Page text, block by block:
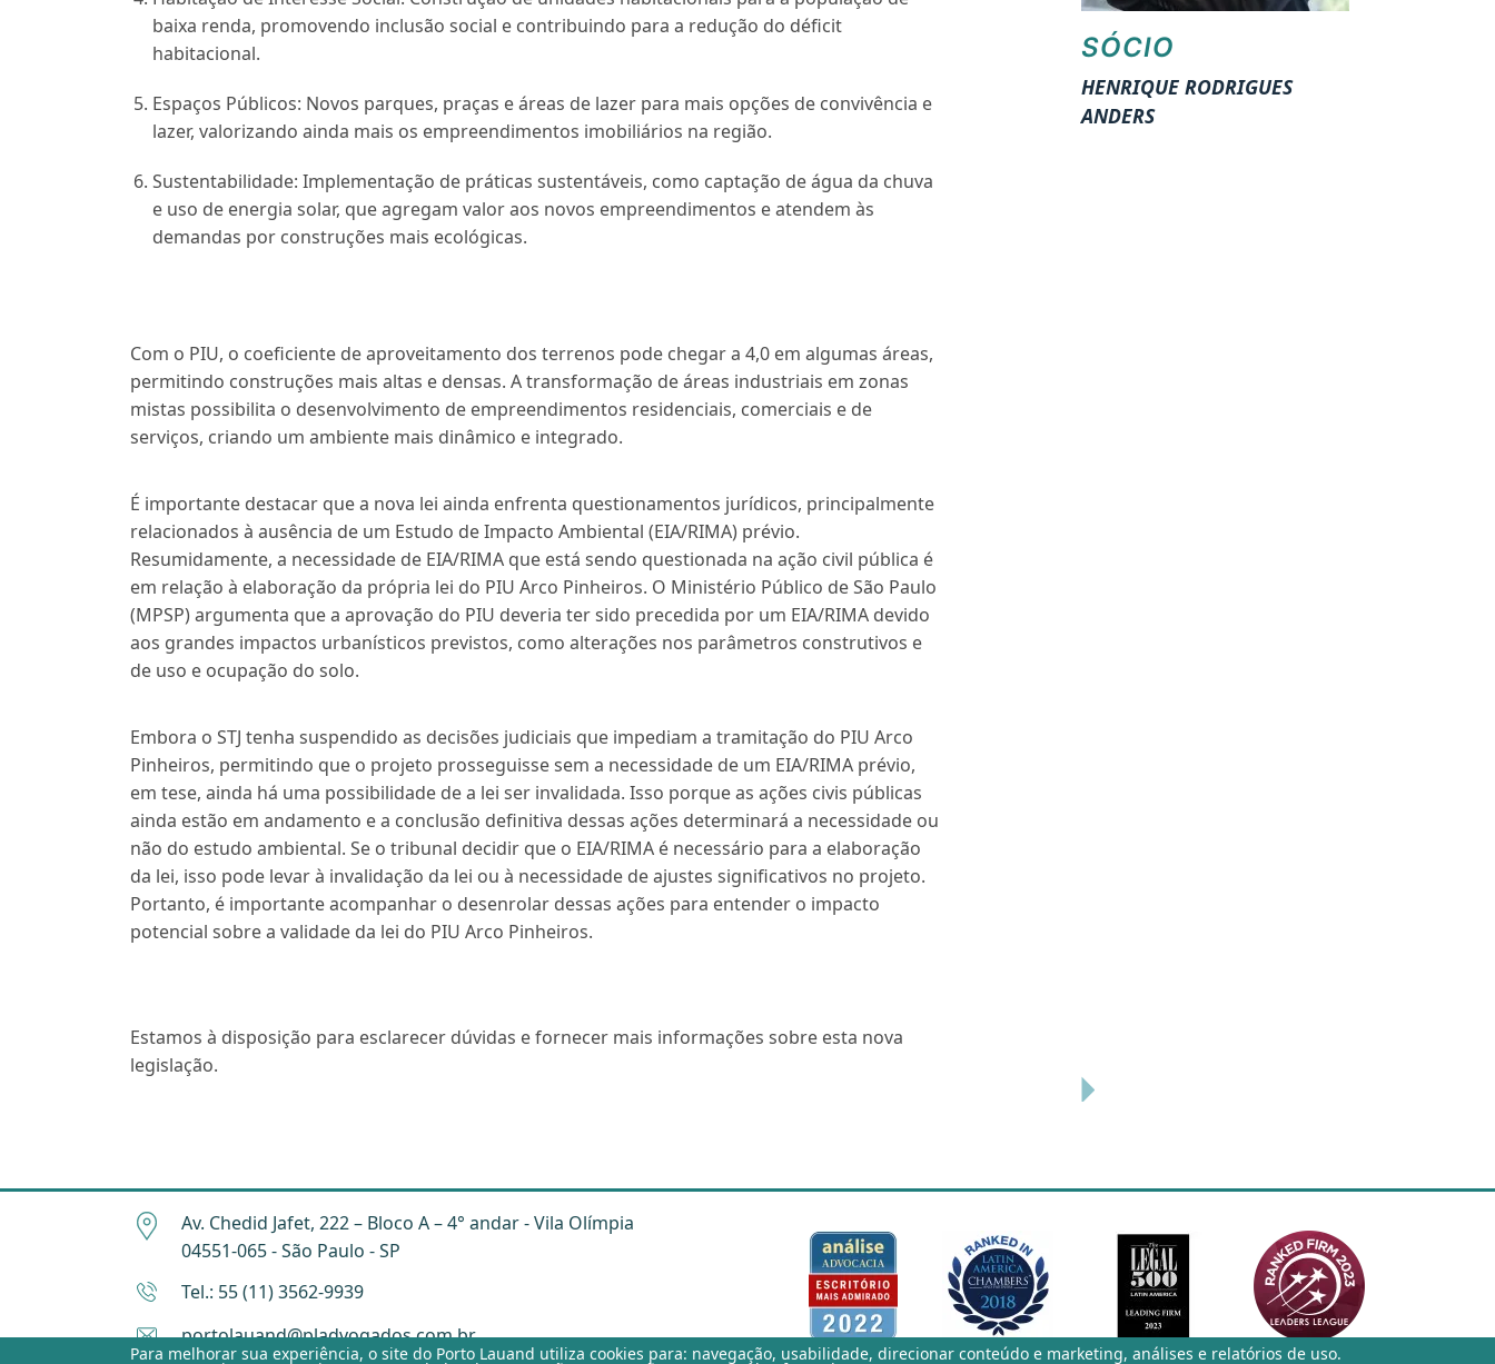
baixa renda, promovendo inclusão social e contribuindo para a redução do déficit
habitacional.
Espaços Públicos: Novos parques, praças e áreas de lazer para mais opções de convivência e
lazer, valorizando ainda mais os empreendimentos imobiliários na região.
Sustentabilidade: Implementação de práticas sustentáveis, como captação de água da chuva
e uso de energia solar, que agregam valor aos novos empreendimentos e atendem às
demandas por construções mais ecológicas.
Com o PIU, o coeficiente de aproveitamento dos terrenos pode chegar a 4,0 em algumas áreas,
permitindo construções mais altas e densas. A transformação de áreas industriais em zonas
mistas possibilita o desenvolvimento de empreendimentos residenciais, comerciais e de
serviços, criando um ambiente mais dinâmico e integrado.
É importante destacar que a nova lei ainda enfrenta questionamentos jurídicos, principalmente
relacionados à ausência de um Estudo de Impacto Ambiental (EIA/RIMA) prévio.
Resumidamente, a necessidade de EIA/RIMA que está sendo questionada na ação civil pública é
em relação à elaboração da própria lei do PIU Arco Pinheiros. O Ministério Público de São Paulo
(MPSP) argumenta que a aprovação do PIU deveria ter sido precedida por um EIA/RIMA devido
aos grandes impactos urbanísticos previstos, como alterações nos parâmetros construtivos e
de uso e ocupação do solo.
Embora o STJ tenha suspendido as decisões judiciais que impediam a tramitação do PIU Arco
Pinheiros, permitindo que o projeto prosseguisse sem a necessidade de um EIA/RIMA prévio,
em tese, ainda há uma possibilidade de a lei ser invalidada. Isso porque as ações civis públicas
ainda estão em andamento e a conclusão definitiva dessas ações determinará a necessidade ou
não do estudo ambiental. Se o tribunal decidir que o EIA/RIMA é necessário para a elaboração
da lei, isso pode levar à invalidação da lei ou à necessidade de ajustes significativos no projeto.
Portanto, é importante acompanhar o desenrolar dessas ações para entender o impacto
potencial sobre a validade da lei do PIU Arco Pinheiros.
Estamos à disposição para esclarecer dúvidas e fornecer mais informações sobre esta nova
legislação.
SÓCIO
HENRIQUE RODRIGUES
ANDERS
Av. Chedid Jafet, 222 – Bloco A – 4° andar - Vila Olímpia
04551-065 - São Paulo - SP
Tel.: 55 (11) 3562-9939
portolauand@pladvogados.com.br
Para melhorar sua experiência, o site do Porto Lauand utiliza cookies para: navegação, usabilidade, direcionar conteúdo e marketing, análises e relatórios de uso.